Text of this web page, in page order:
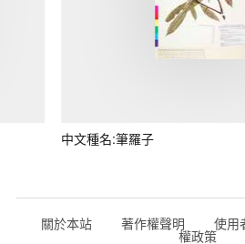
中文種名:筆羅子
關於本站 著作權聲明 使用
權政策